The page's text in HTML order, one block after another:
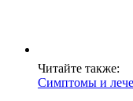
Читайте также:
Симптомы и